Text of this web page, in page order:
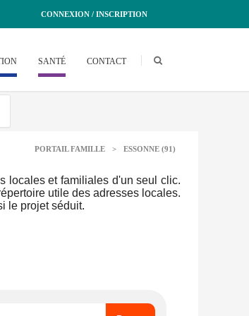
CONNEXION / INSCRIPTION
SANTÉ CONTACT
PORTAIL FAMILLE > ESSONNE (91)
locales et familiales d'un seul clic.
utile des adresses locales.
le projet séduit.